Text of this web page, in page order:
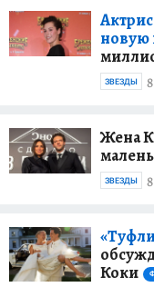
новую
ЗВЕЗДЫ
Жена
ЗВЕЗДЫ
Коки